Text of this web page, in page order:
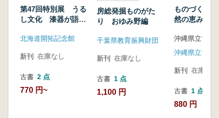
第47回特別展 うる
し文化 漆器が語る
北海道開拓記念館
新刊 在庫なし
古書 2 点
770 円~
房総発掘ものがた
り おゆみ野編
千葉県教育振興財団
新刊 在庫なし
古書 1 点
1,100 円
ものづくり
然の恵みを
新刊 在庫なし
古書 1 点
880 円